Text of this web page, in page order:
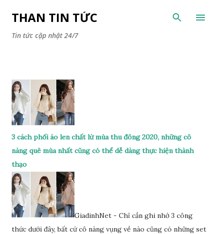
Chuyển đến nội dung chính
THAN TIN TỨC
Tin tức cập nhật 24/7
3 cách phối áo len chất lừ mùa thu đông 2020, những cô
nàng quê mùa nhất cũng có thể dễ dàng thực hiện thành
thạo
GiadinhNet - Chỉ cần ghi nhớ 3 công
thức dưới đây, bất cứ cô nàng vụng về nào cũng có những set